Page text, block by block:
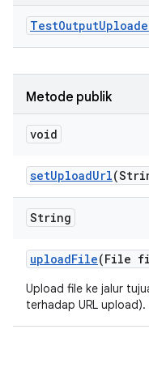
TestOutput
Metode publik
void
setUploadUrl
String
uploadFile(File
Upload file ke jalur
terhadap URL upload).